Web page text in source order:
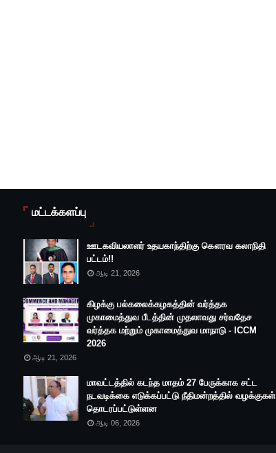
மட்டக்களப்பு
ஊடகவியலாளர் உதயகாந்திற்கு கௌரவ கலாநிதி
பட்டம்!!
ஆடி 21, 2026
கிழக்கு பல்கலைக்கழகத்தின் வர்த்தக
முகாமைத்துவ பீடத்தின் முதலாவது சர்வதேச
வர்த்தக மற்றும் முகாமைத்துவ மாநாடு - ICCM
2026
ஆடி 21, 2026
மாவட்டத்தில் கடந்த மாதம் 27 பேருக்காக சட்ட
நடவடிக்கை எடுக்கப்பட்டு நீதிமன்றத்தில் வழக்குகள்
தொடரப்பட்டுள்ளன
ஆடி 06, 2026